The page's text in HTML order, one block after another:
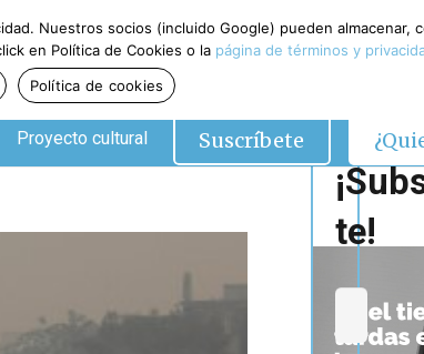
Proyecto cultural Suscríbete
te!
Nuestros socios (incluido Google) pueden
en Política de Cookies o la página de términos y
Política de cookies